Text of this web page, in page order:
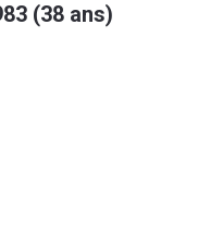
83 (38 ans)